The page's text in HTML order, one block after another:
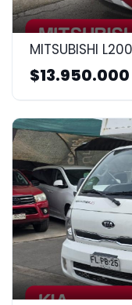
MITSUBISHI
$13.950.000